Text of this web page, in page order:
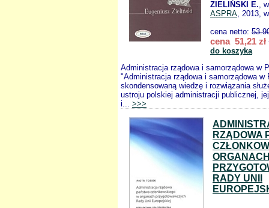
ZIELIŃSKI E.,
ASPRA, 2013,
cena netto:
cena 51,21 zł
do koszyka
Administracja rządowa i samorządowa w
"Administracja rządowa i samorządowa w
skondensowaną wiedzę i rozwiązania
ustroju polskiej administracji publicznej,
i... >>>
RZĄDOWA
RADY UNII